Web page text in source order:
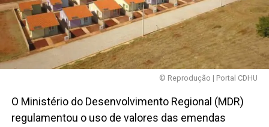
© Reprodução | Portal CDHU
O Ministério do Desenvolvimento Regional (MDR)
regulamentou o uso de valores das emendas